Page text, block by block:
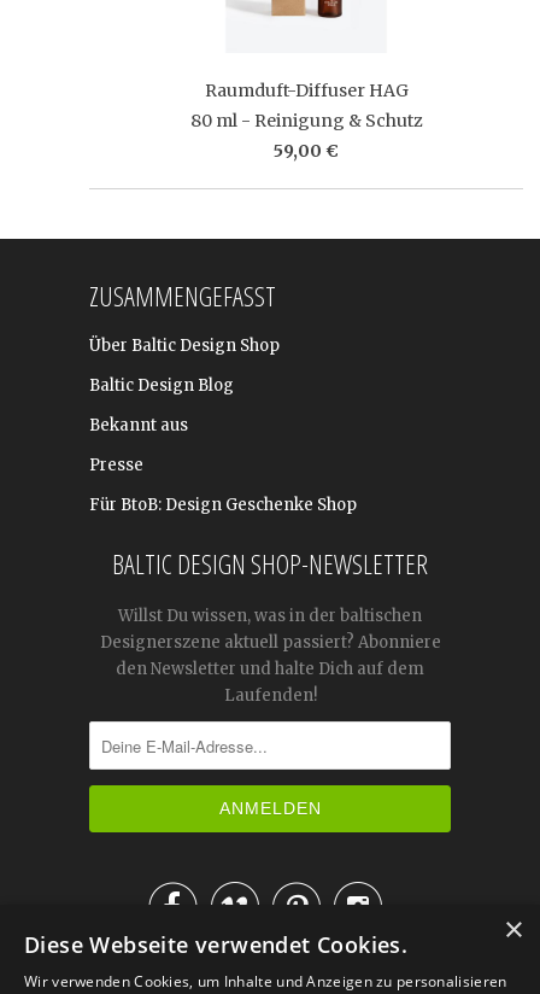
Raumduft-Diffuser HAG
80 ml - Reinigung & Schutz
59,00 €
ZUSAMMENGEFASST
Über Baltic Design Shop
Baltic Design Blog
Bekannt aus
Presse
Für BtoB: Design Geschenke Shop
BALTIC DESIGN SHOP-NEWSLETTER
Willst Du wissen, was in der baltischen
Designerszene aktuell passiert? Abonniere
den Newsletter und halte Dich auf dem
Laufenden!

IM KATALOG BLÄTTERN
×
Diese Webseite verwendet Cookies.
Wir verwenden Cookies, um Inhalte und Anzeigen zu personalisieren